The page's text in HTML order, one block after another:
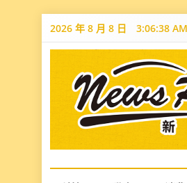
Skip
2026 年 8 月 8 日 3:06:39 AM
News
最有料的新聞